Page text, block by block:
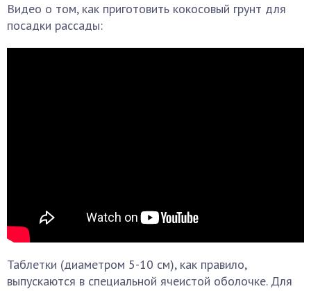
Видео о том, как приготовить кокосовый грунт для
посадки рассады:
Таблетки (диаметром 5-10 см), как правило,
выпускаются в специальной ячеистой оболочке. Для